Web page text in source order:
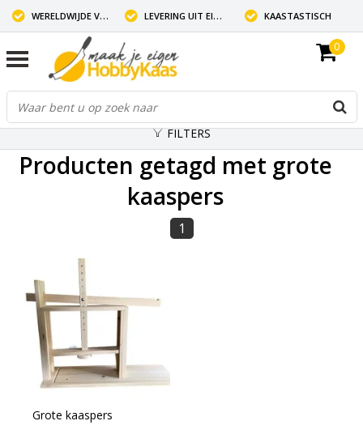
WERELDWIJDE VERZENDING LEVERING UIT EIGEN VOORRAAD KAASTASTISCH
0
FILTERS
Producten getagd met grote
kaaspers
1
Grote kaaspers